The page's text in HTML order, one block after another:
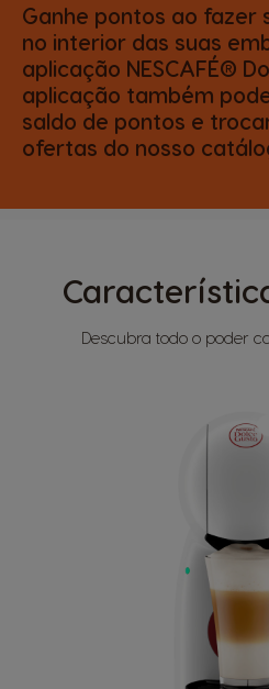
Ganhe pontos ao fazer
no interior das suas
aplicação NESCAFÉ®
aplicação também
saldo de pontos e
ofertas do nosso
Descubra todo o poder